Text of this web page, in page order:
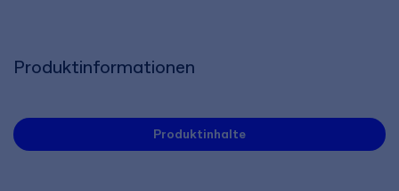
Produktinformationen
Produktinhalte